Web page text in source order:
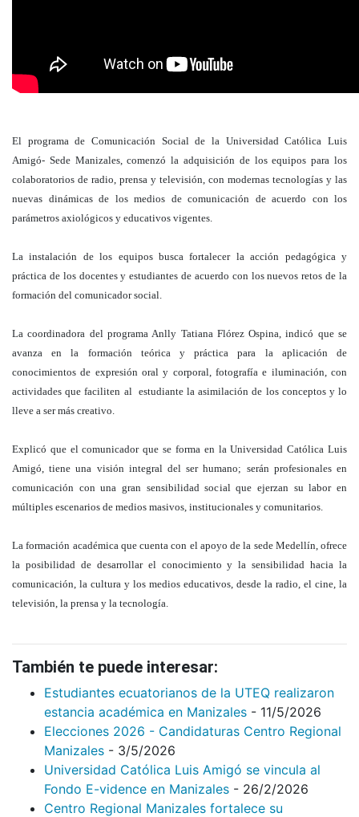
El programa de Comunicación Social de la Universidad Católica Luis
Amigó- Sede Manizales, comenzó la adquisición de los equipos para los
colaboratorios de radio, prensa y televisión, con modernas tecnologías y las
nuevas dinámicas de los medios de comunicación de acuerdo con los
parámetros axiológicos y educativos vigentes.
La instalación de los equipos busca fortalecer la acción pedagógica y
práctica de los docentes y estudiantes de acuerdo con los nuevos retos de la
formación del comunicador social.
La coordinadora del programa Anlly Tatiana Flórez Ospina, indicó que se
avanza en la formación teórica y práctica para la aplicación de
conocimientos de expresión oral y corporal, fotografía e iluminación, con
actividades que faciliten al estudiante la asimilación de los conceptos y lo
lleve a ser más creativo.
Explicó que el comunicador que se forma en la Universidad Católica Luis
Amigó, tiene una visión integral del ser humano; serán profesionales en
comunicación con una gran sensibilidad social que ejerzan su labor en
múltiples escenarios de medios masivos, institucionales y comunitarios.
La formación académica que cuenta con el apoyo de la sede Medellín, ofrece
la posibilidad de desarrollar el conocimiento y la sensibilidad hacia la
comunicación, la cultura y los medios educativos, desde la radio, el cine, la
televisión, la prensa y la tecnología.
También te puede interesar:
Estudiantes ecuatorianos de la UTEQ realizaron
estancia académica en Manizales - 11/5/2026
Elecciones 2026 - Candidaturas Centro Regional
Manizales - 3/5/2026
Universidad Católica Luis Amigó se vincula al
Fondo E-vidence en Manizales - 26/2/2026
Centro Regional Manizales fortalece su